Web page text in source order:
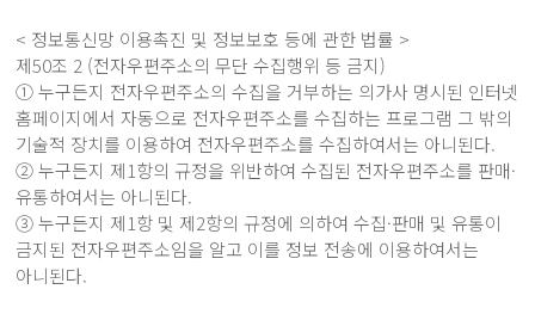
< 정보통신망 이용촉진 및 정보보호 등에 관한 법률 >
제50조 2 (전자우편주소의 무단 수집행위 등 금지)
① 누구든지 전자우편주소의 수집을 거부하는 의가사 명시된 인터넷
홈페이지에서 자동으로 전자우편주소를 수집하는 프로그램 그 밖의
기술적 장치를 이용하여 전자우편주소를 수집하여서는 아니된다.
② 누구든지 제1항의 규정을 위반하여 수집된 전자우편주소를 판매·
유통하여서는 아니된다.
③ 누구든지 제1항 및 제2항의 규정에 의하여 수집·판매 및 유통이
금지된 전자우편주소임을 알고 이를 정보 전송에 이용하여서는
아니된다.